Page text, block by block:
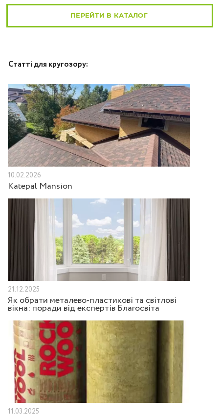
ПЕРЕЙТИ В КАТАЛОГ
Статті для кругозору:
10.02.2026
Katepal Mansion
21.12.2025
Як обрати металево-пластикові та світлові
вікна: поради від експертів Благосвіта
11.03.2025